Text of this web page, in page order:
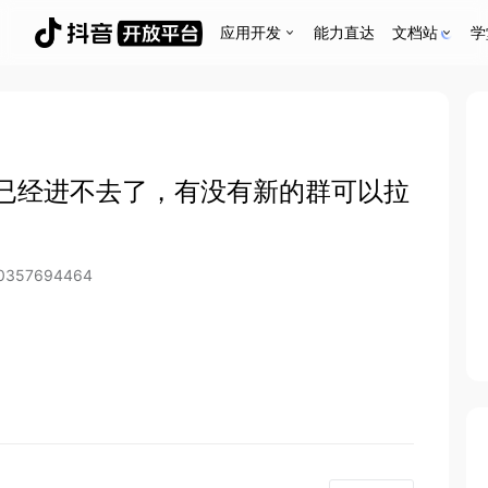
应用开发 能力直达 文档站
经进不去了，有没有新的群可以拉